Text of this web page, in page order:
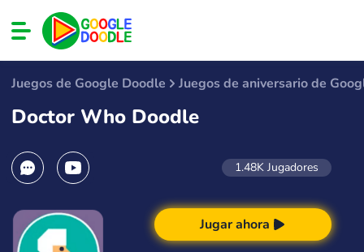
Juegos de Google Doodle Juegos de aniversario de
Doctor Who Doodle
1.48K Jugadores
Jugar ahora